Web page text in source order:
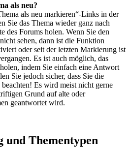
als neu?
als neu markieren“-Links in der
Sie das Thema wieder ganz nach
des Forums holen. Wenn Sie den
sehen, dann ist die Funktion
oder seit der letzten Markierung ist
Es ist auch möglich, das
indem Sie einfach eine Antwort
Sie jedoch sicher, dass Sie die
Es wird meist nicht gerne
Grund auf alte oder
geantwortet wird.
Thementypen